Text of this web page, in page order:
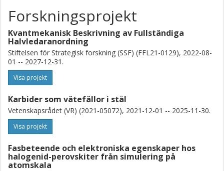
Forskningsprojekt
Kvantmekanisk Beskrivning av Fullständiga
Halvledaranordning
Stiftelsen för Strategisk forskning (SSF) (FFL21-0129), 2022-08-
01 -- 2027-12-31.
Visa projekt
Karbider som vätefällor i stål
Vetenskapsrådet (VR) (2021-05072), 2021-12-01 -- 2025-11-30.
Visa projekt
Fasbeteende och elektroniska egenskaper hos
halogenid-perovskiter från simulering på
atomskala